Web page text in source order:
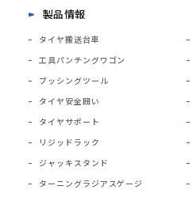
製品情報
タイヤ搬送台車
工具パンチングワゴン
ブッシングツール
タイヤ安全囲い
タイヤサポート
リジッドラック
ジャッキスタンド
ターニングラジアスゲージ